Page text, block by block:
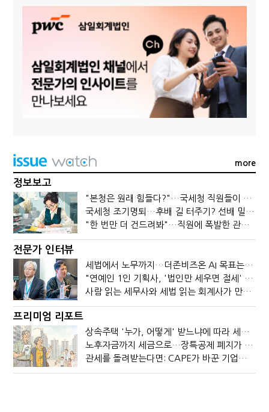
more
정보보고
"본청은 원래 힘들다?"…국세청 직원들이 떠나는 이유
국세청 조기명퇴…후배 길 터주기? 선배 밀어내기?
"한 번만 더 건드려봐"…직원에 폭발한 관세청장, 왜?
전문가 인터뷰
세법에서 노무까지…더존비즈온 AI 목표는 '전문가의 시간'
"연예인 1인 기획사, '법인만 세우면 절세' 시대 끝났다"
사람 읽는 세무사와 세법 읽는 회계사가 만나면?
프리미엄 리포트
상속주택 '누가, 어떻게' 받느냐에 따라 세금이 달라진다
노후자금까지 세금으로…장특공제 폐지가 부를 조세의 역설
관세를 돌려받는다면: CAPE가 바꾼 기업의 현금흐름